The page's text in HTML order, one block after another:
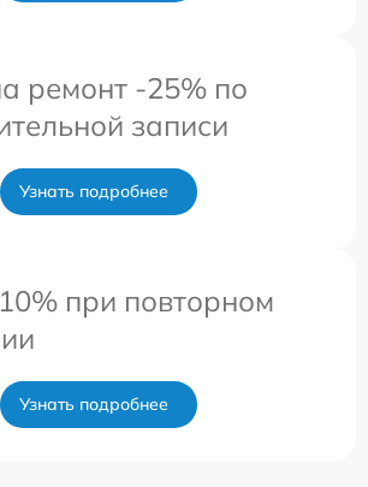
ремонт -25% по
записи
Узнать подробнее
при повторном
Узнать подробнее